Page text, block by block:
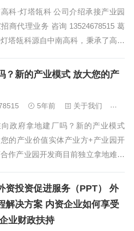
均和 平谦迈高 咨询热线： 400-0123-
科·灯塔瓴科 公司介绍承接产业园
商代理业务 咨询 13524678515 葛
塔瓴科源自中南高科，秉承了高科
业强国之路。在过去 7 年的发展历
之一，而灯塔瓴科，将把...
？新的产业模式 放大您的产
5年前 关于我们
政府拿地建厂吗？新的产业模式
的产业价值实体产业方+产业园开
作产业园开发商目前独立拿地难度
是能打动政府的好的产业项目，欢
我合作 合作热线13524678515实体产
可以获得的利益：可以折算土地溢
发商开发出的部份载体属...
资投资促进服务（PPT） 外
解决方案 内资企业如何享受
业财政扶持